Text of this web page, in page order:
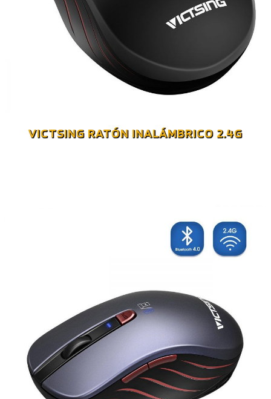
VICTSING RATÓN INALÁMBRICO 2.4G